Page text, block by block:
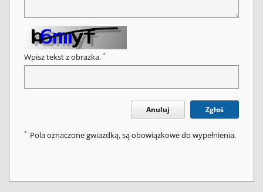
Wpisz tekst z obrazka. *
Anuluj Zgłoś
* Pola oznaczone gwiazdką, są obowiązkowe do wypełnienia.